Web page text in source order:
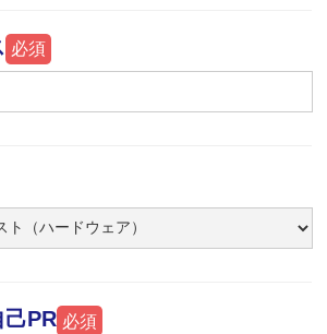
必須
PR 必須